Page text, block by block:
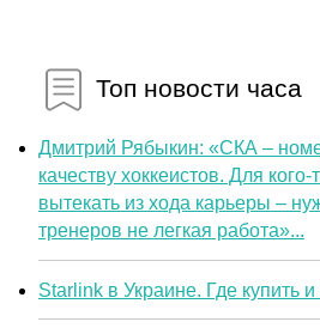
Топ новости часа
Дмитрий Рябыкин: «СКА –
качеству хоккеистов. Для
вытекать из хода карьеры –
тренеров не легкая работа»...
Starlink в Украине. Где купить и